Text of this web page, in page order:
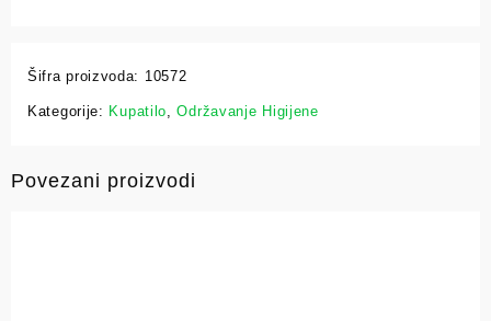
Šifra proizvoda: 10572
Kategorije: Kupatilo,Održavanje Higijene
Povezani proizvodi